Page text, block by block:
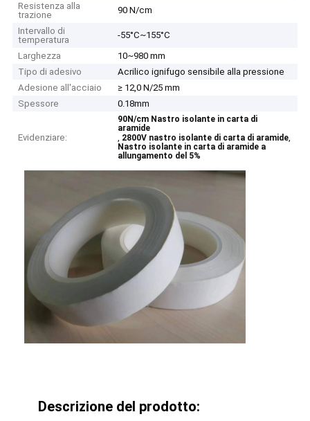
Resistenza alla
trazione
90 N/cm
Intervallo di
temperatura
-55°C~155°C
Larghezza
10~980 mm
Tipo di adesivo
Acrilico ignifugo sensibile alla pressione
Adesione all'acciaio
≥ 12,0 N/25 mm
Spessore
0.18mm
Evidenziare:
90N/cm Nastro isolante in carta di
aramide
, 2800V nastro isolante di carta di aramide,
Nastro isolante in carta di aramide a
allungamento del 5%
Descrizione del prodotto: